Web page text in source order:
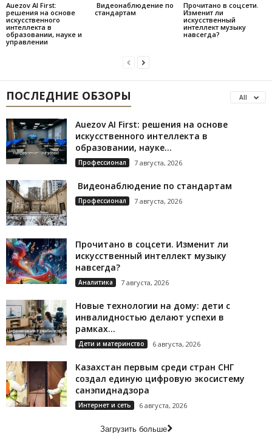
Auezov AI First:
решения на основе
искусственного
интеллекта в
образовании, науке и
управлении
Видеонаблюдение по
стандартам
Прочитано в соцсети.
Изменит ли
искусственный
интеллект музыку
навсегда?
ПОСЛЕДНИЕ ОБЗОРЫ All
Auezov AI First: решения на основе
искусственного интеллекта в
образовании, науке...
Профессионал 7 августа, 2026
Видеонаблюдение по стандартам
Профессионал 7 августа, 2026
Прочитано в соцсети. Изменит ли
искусственный интеллект музыку
навсегда?
Аналитика 7 августа, 2026
Новые технологии на дому: дети с
инвалидностью делают успехи в
рамках...
Дети и материнство 6 августа, 2026
Казахстан первым среди стран СНГ
создал единую цифровую экосистему
санэпиднадзора
Интернет и сеть 6 августа, 2026
Загрузить больше